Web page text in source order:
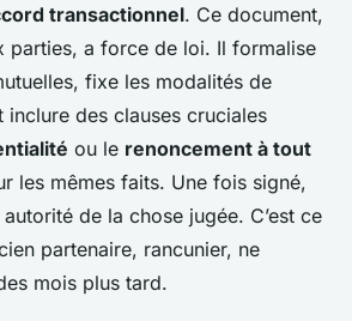
transactionnel. Ce document,
parties, a force de loi. Il formalise
fixe les modalités de
inclure des clauses cruciales
ou le renoncement à tout
les mêmes faits. Une fois signé,
de la chose jugée. C’est ce
partenaire, rancunier, ne
mois plus tard.